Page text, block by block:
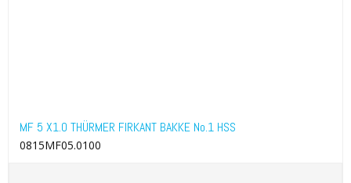
MF 5 X1.0 THÜRMER FIRKANT BAKKE No.1 HSS
0815MF05.0100